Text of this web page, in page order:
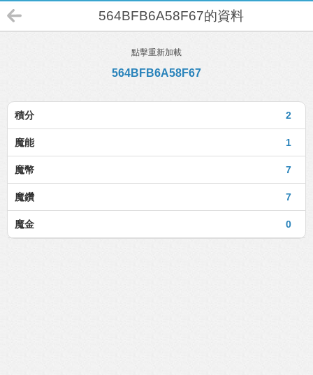
564BFB6A58F67的資料
點擊重新加載
564BFB6A58F67
2
積分
1
魔能
7
魔幣
7
魔鑽
0
魔金